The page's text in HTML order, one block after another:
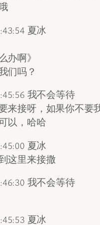
夏冰
办啊》
们吗？
我不会等待
来接呀，如果你不要
以，哈哈
夏冰
这里来接撒
我不会等待
夏冰